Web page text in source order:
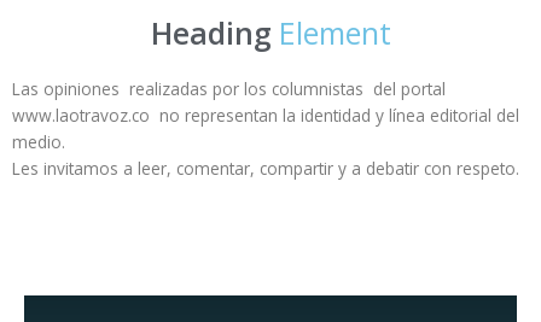
Heading Element
Las opiniones realizadas por los columnistas del portal
www.laotravoz.co no representan la identidad y línea editorial del
medio.
Les invitamos a leer, comentar, compartir y a debatir con respeto.